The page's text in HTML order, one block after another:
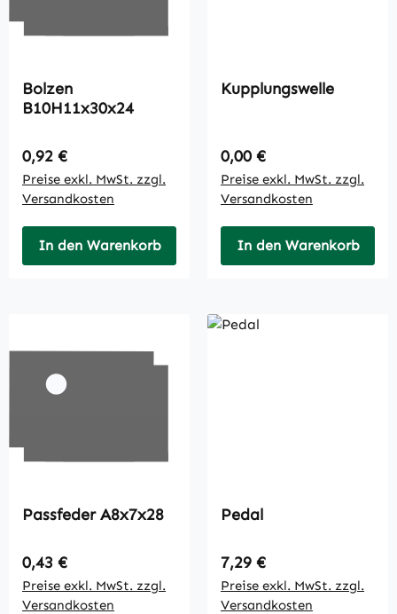
Bolzen
B10H11x30x24
Regulärer Preis:
0,92 €
Preise exkl. MwSt. zzgl.
Versandkosten
In den Warenkorb
Kupplungswelle
Regulärer Preis:
0,00 €
Preise exkl. MwSt. zzgl.
Versandkosten
In den Warenkorb
Passfeder A8x7x28
Regulärer Preis:
0,43 €
Preise exkl. MwSt. zzgl.
Versandkosten
Pedal
Regulärer Preis:
7,29 €
Preise exkl. MwSt. zzgl.
Versandkosten